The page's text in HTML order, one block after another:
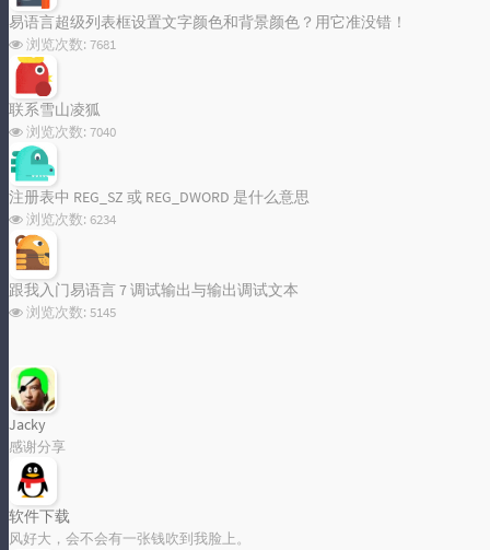
易语言超级列表框设置文字颜色和背景颜色？用它准没错！
浏览次数: 7681
联系雪山凌狐
浏览次数: 7040
注册表中 REG_SZ 或 REG_DWORD 是什么意思
浏览次数: 6234
跟我入门易语言 7 调试输出与输出调试文本
浏览次数: 5145
Jacky
感谢分享
软件下载
风好大，会不会有一张钱吹到我脸上。